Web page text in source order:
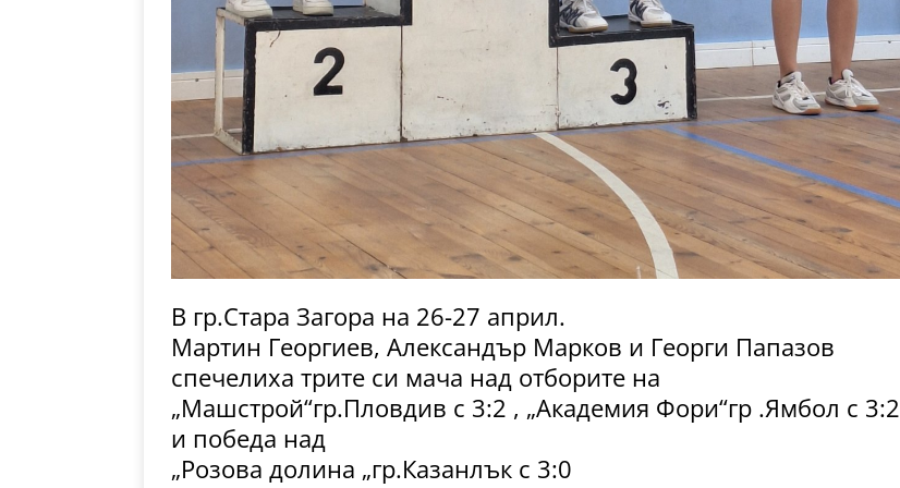
В гр.Стара Загора на 26-27 април.
Мартин Георгиев, Александър Марков и Георги Папазов
спечелиха трите си мача над отборите на
„Машстрой“гр.Пловдив с 3:2 , „Академия Фори“гр .Ямбол с 3:2
и победа над
„Розова долина „гр.Казанлък с 3:0